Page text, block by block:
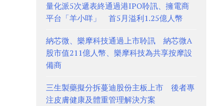
量化派5次遞表終通過港IPO聆訊、擁電商
平台「羊小咩」 首5月溢利1.25億人幣
納芯微、樂摩科技通過上市聆訊 納芯微A
股市值211億人幣、樂摩科技為共享按摩設
備商
三生製藥擬分拆蔓迪股份主板上市 後者專
注皮膚健康及體重管理解決方案